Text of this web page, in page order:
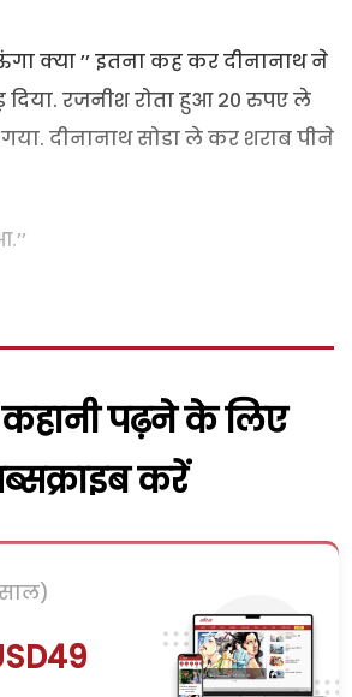
क्या ’’ इतना कह कर दीनानाथ ने
रजनीश रोता हुआ 20 रुपए ले
दीनानाथ सोडा ले कर शराब पीने
पढ़ने के लिए
करें